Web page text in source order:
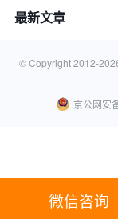
微信咨询
最新文章
© Copyright 2012-
京公网安